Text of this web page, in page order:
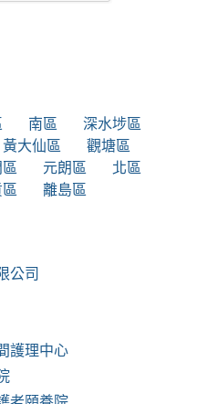
南區
深水埗區
黃大仙區
觀塘區
元朗區
北區
離島區
公司
護理中心